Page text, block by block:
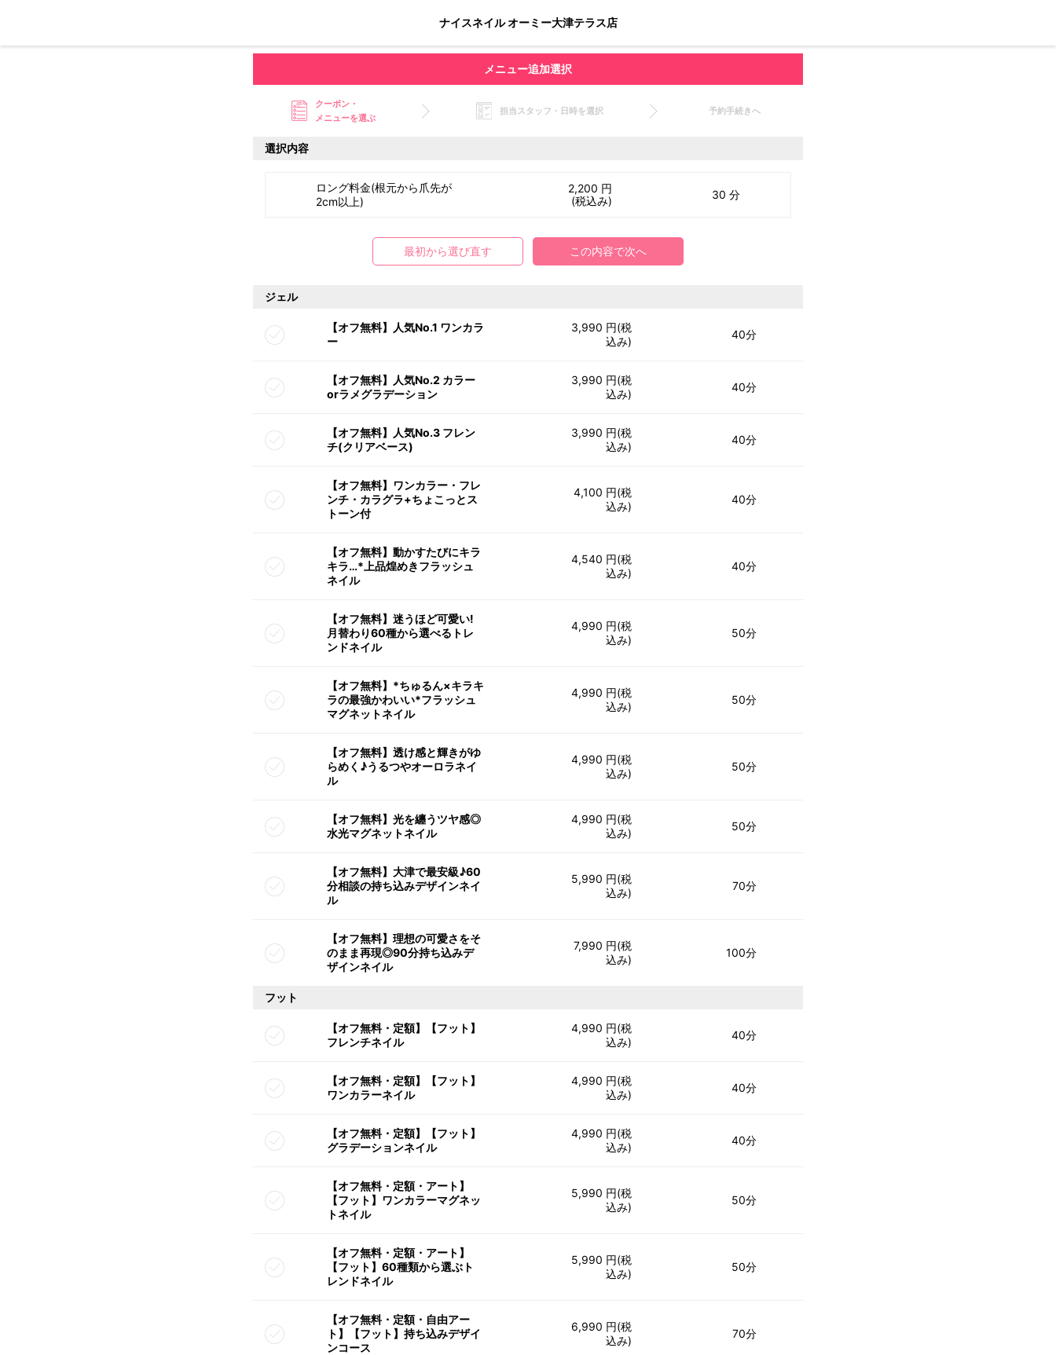
ナイスネイル オーミー大津テラス店
メニュー追加選択
クーポン・
メニューを選ぶ
担当スタッフ・日時を選択 予約手続きへ
選択内容
ロング料金(根元から爪先が
2cm以上)
2,200 円
(税込み)
30 分
最初から選び直す この内容で次へ
ジェル
【オフ無料】人気No.1 ワンカラ
ー
3,990 円(税
込み)
40分
【オフ無料】人気No.2 カラー
orラメグラデーション
3,990 円(税
込み)
40分
【オフ無料】人気No.3 フレン
チ(クリアベース)
3,990 円(税
込み)
40分
【オフ無料】ワンカラー・フレ
ンチ・カラグラ+ちょこっとス
トーン付
4,100 円(税
込み)
40分
【オフ無料】動かすたびにキラ
キラ…*上品煌めきフラッシュ
ネイル
4,540 円(税
込み)
40分
【オフ無料】迷うほど可愛い!
月替わり60種から選べるトレ
ンドネイル
4,990 円(税
込み)
50分
【オフ無料】*ちゅるん×キラキ
ラの最強かわいい*フラッシュ
マグネットネイル
4,990 円(税
込み)
50分
【オフ無料】透け感と輝きがゆ
らめく♪うるつやオーロラネイ
ル
4,990 円(税
込み)
50分
【オフ無料】光を纏うツヤ感◎
水光マグネットネイル
4,990 円(税
込み)
50分
【オフ無料】大津で最安級♪60
分相談の持ち込みデザインネイ
ル
5,990 円(税
込み)
70分
【オフ無料】理想の可愛さをそ
のまま再現◎90分持ち込みデ
ザインネイル
7,990 円(税
込み)
100分
フット
【オフ無料・定額】【フット】
フレンチネイル
4,990 円(税
込み)
40分
【オフ無料・定額】【フット】
ワンカラーネイル
4,990 円(税
込み)
40分
【オフ無料・定額】【フット】
グラデーションネイル
4,990 円(税
込み)
40分
【オフ無料・定額・アート】
【フット】ワンカラーマグネッ
トネイル
5,990 円(税
込み)
50分
【オフ無料・定額・アート】
【フット】60種類から選ぶト
レンドネイル
5,990 円(税
込み)
50分
【オフ無料・定額・自由アー
ト】【フット】持ち込みデザイ
ンコース
6,990 円(税
込み)
70分